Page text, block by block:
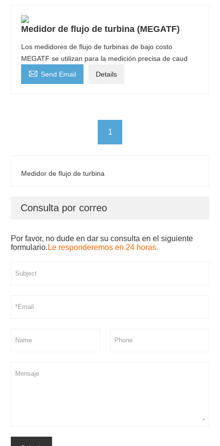
Medidor de flujo de turbina (MEGATF)
Los medidores de flujo de turbinas de bajo costo
MEGATF se utilizan para la medición precisa de caud
 Send Email Details
1
Medidor de flujo de turbina
Consulta por correo
Por favor, no dude en dar su consulta en el siguiente
formulario. Le responderemos en 24 horas.